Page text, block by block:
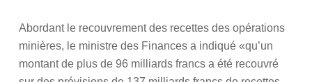
Abordant le recouvrement des recettes des opérations
minières, le ministre des Finances a indiqué «qu’un
montant de plus de 96 milliards francs a été recouvré